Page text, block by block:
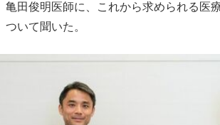
亀田俊明医師に、これから求められる医
ついて聞いた。